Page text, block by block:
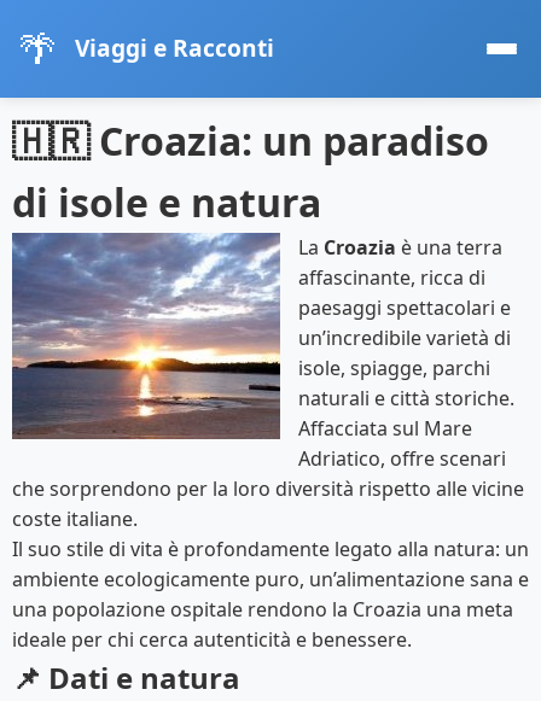
🌴 Viaggi e Racconti
🇭🇷 Croazia: un paradiso
di isole e natura
La Croazia è una terra
affascinante, ricca di
paesaggi spettacolari e
un’incredibile varietà di
isole, spiagge, parchi
naturali e città storiche.
Affacciata sul Mare
Adriatico, offre scenari
che sorprendono per la loro diversità rispetto alle vicine
coste italiane.
Il suo stile di vita è profondamente legato alla natura: un
ambiente ecologicamente puro, un’alimentazione sana e
una popolazione ospitale rendono la Croazia una meta
ideale per chi cerca autenticità e benessere.
📌 Dati e natura